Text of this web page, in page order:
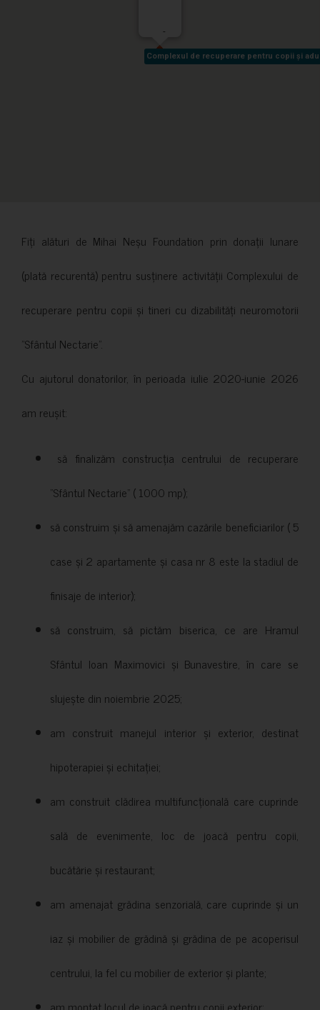
Complexul de recuperare pentru copii și
Complexul de recuperare pentru copii și
-
Fiți alături de Mihai Neșu Foundation prin donații lunare
(plată recurentă) pentru susținere activității Complexului de
recuperare pentru copii și tineri cu dizabilități neuromotorii
”Sfântul Nectarie”.
Cu ajutorul donatorilor, în perioada iulie 2020-iunie 2026
am reușit:
să finalizăm construcția centrului de recuperare
”Sfântul Nectarie” ( 1000 mp);
să construim și să amenajăm cazările beneficiarilor ( 5
case și 2 apartamente și casa nr 8 este la stadiul de
finisaje de interior);
să construim, să pictăm biserica, ce are Hramul
Sfântul Ioan Maximovici și Bunavestire, în care se
slujește din noiembrie 2025;
am construit manejul interior și exterior, destinat
hipoterapiei și echitației;
am construit clădirea multifuncțională care cuprinde
sală de evenimente, loc de joacă pentru copii,
bucătărie și restaurant;
am amenajat grădina senzorială, care cuprinde și un
iaz și mobilier de grădină și grădina de pe acoperisul
centrului, la fel cu mobilier de exterior și plante;